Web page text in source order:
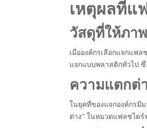
เหตุผลที่แ
วัสดุที่ให้ภา
เมื่อองค์กรเลือกแจกแฟ
แจกแบบพลาสติกทั่วไป
ความแตกต่
ในยุคที่ของแจกองค์กรมี
ต่าง” ในหมวดแฟลชไดร์